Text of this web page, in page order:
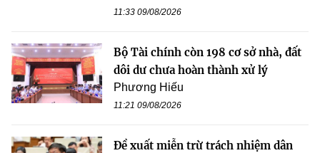
11:33 09/08/2026
Bộ Tài chính còn 198 cơ sở nhà, đất
dôi dư chưa hoàn thành xử lý
Phương Hiếu
11:21 09/08/2026
Đề xuất miễn trừ trách nhiệm dân